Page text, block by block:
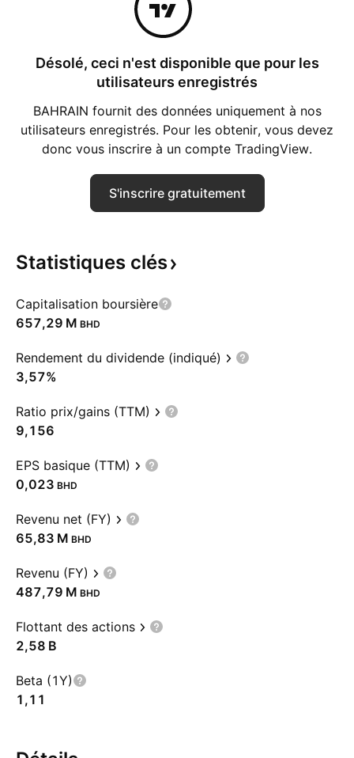
Désolé, ceci n'est disponible que pour les
utilisateurs enregistrés
BAHRAIN fournit des données uniquement à nos
utilisateurs enregistrés. Pour les obtenir, vous devez
donc vous inscrire à un compte TradingView.
S'inscrire gratuitement
Statistiques clés
Capitalisation boursière
‪657,29 M‬ BHD
Rendement du dividende (indiqué)
3,57%
Ratio prix/gains (TTM)
9,156
EPS basique (TTM)
0,023 BHD
Revenu net (FY)
‪65,83 M‬ BHD
Revenu (FY)
‪487,79 M‬ BHD
Flottant des actions
‪2,58 B‬
Beta (1Y)
1,11